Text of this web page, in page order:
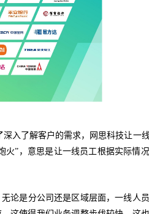
入了解客户的需求，网思科技让一
火”，意思是让一线员工根据实际情
论是分公司还是区域层面，一线人